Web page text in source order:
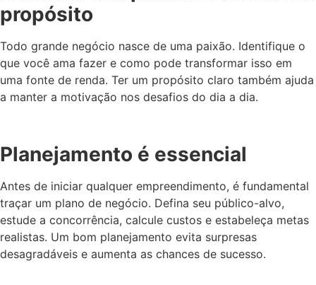
propósito
Todo grande negócio nasce de uma paixão. Identifique o
que você ama fazer e como pode transformar isso em
uma fonte de renda. Ter um propósito claro também ajuda
a manter a motivação nos desafios do dia a dia.
Planejamento é essencial
Antes de iniciar qualquer empreendimento, é fundamental
traçar um plano de negócio. Defina seu público-alvo,
estude a concorrência, calcule custos e estabeleça metas
realistas. Um bom planejamento evita surpresas
desagradáveis e aumenta as chances de sucesso.